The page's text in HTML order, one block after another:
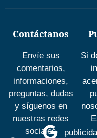
Contáctanos
Envíe sus
comentarios,
informaciones,
preguntas, dudas
y síguenos en
nuestras redes
sociales
Si